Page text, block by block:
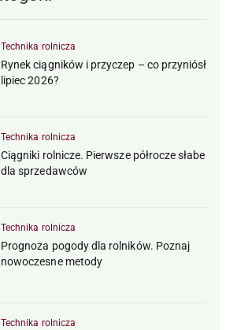
Technika rolnicza
Rynek ciągników i przyczep – co przyniósł
lipiec 2026?
Technika rolnicza
Ciągniki rolnicze. Pierwsze półrocze słabe
dla sprzedawców
Technika rolnicza
Prognoza pogody dla rolników. Poznaj
nowoczesne metody
Technika rolnicza